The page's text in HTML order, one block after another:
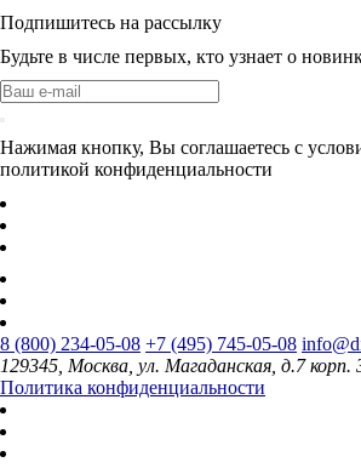
Подпишитесь на рассылку
Будьте в числе первых, кто узнает о
Нажимая кнопку, Вы соглашаетесь с
политикой конфиденциальности
8 (800) 234-05-08 +7 (495) 745-05-08
129345, Москва, ул. Магаданская, д.7 корп.
Политика конфиденциальности